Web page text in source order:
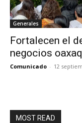
Generales
Fortalecen el
negocios
Comunicado - 12
MOST READ